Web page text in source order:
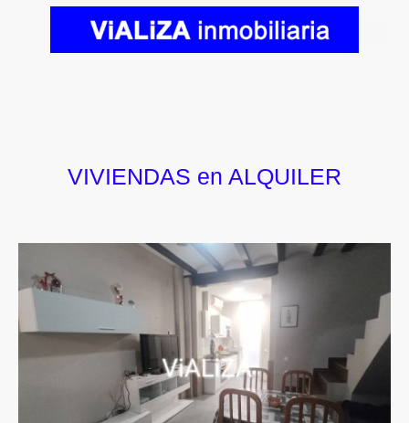
VIVIENDAS en ALQUILER